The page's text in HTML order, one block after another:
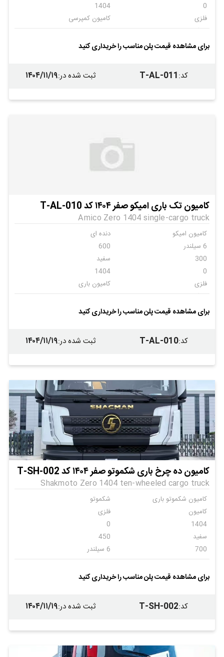
0
1404
فلزی
کامیون کمپرسی
امیکو
ندارد
ندارد
برای مشاهده قیمت پلن مناسب را خریداری کنید
کد:
T-AL-011 ثبت شده در:۱۴۰۴/۱۱/۱۹
کامیون تک باری امیکو صفر ۱۴۰۴ کد T-AL-010
Amico Zero 1404 single-cargo truck
کامیون امیکو
دنده ای
6 سیلندر
600
300
سفید
0
1404
فلزی
کامیون باری
امیکو
ندارد
ندارد
برای مشاهده قیمت پلن مناسب را خریداری کنید
کد:
T-AL-010 ثبت شده در:۱۴۰۴/۱۱/۱۹
کامیون ده چرخ باری شکموتو صفر ۱۴۰۴ کد T-SH-002
Shakmoto Zero 1404 ten-wheeled cargo truck
کامیون شکموتو باری
شکموتو
کامیون
فلزی
1404
0
سفید
450
700
6 سیلندر
ندارد
ندارد
برای مشاهده قیمت پلن مناسب را خریداری کنید
کد:
T-SH-002 ثبت شده در:۱۴۰۴/۱۱/۱۹